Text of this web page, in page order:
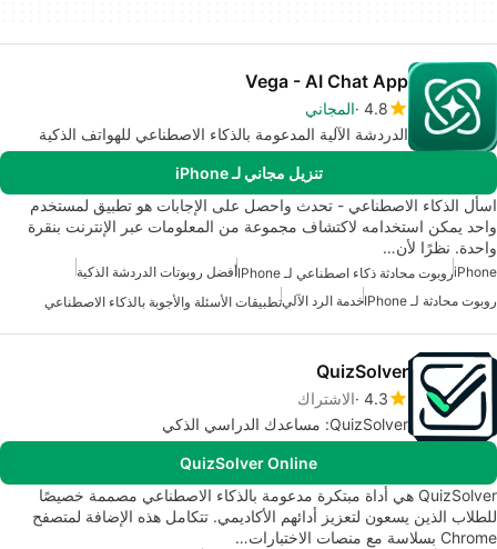
Vega - AI Chat App
4.8 المجاني
الدردشة الآلية المدعومة بالذكاء الاصطناعي للهواتف الذكية
تنزيل مجاني لـ iPhone
اسأل الذكاء الاصطناعي - تحدث واحصل على الإجابات هو تطبيق لمستخدم
واحد يمكن استخدامه لاكتشاف مجموعة من المعلومات عبر الإنترنت بنقرة
واحدة. نظرًا لأن…
iPhoneروبوت محادثة ذكاء اصطناعي لـ IPhone
أفضل روبوتات الدردشة الذكية
روبوت محادثة لـ IPhone
خدمة الرد الآليتطبيقات الأسئلة والأجوبة بالذكاء الاصطناعي
QuizSolver
4.3 الاشتراك
QuizSolver: مساعدك الدراسي الذكي
QuizSolver Online
QuizSolver هي أداة مبتكرة مدعومة بالذكاء الاصطناعي مصممة خصيصًا
للطلاب الذين يسعون لتعزيز أدائهم الأكاديمي. تتكامل هذه الإضافة لمتصفح
Chrome بسلاسة مع منصات الاختبارات…